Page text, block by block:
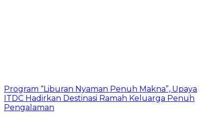
Program “Liburan Nyaman Penuh Makna”, Upaya
ITDC Hadirkan Destinasi Ramah Keluarga Penuh
Pengalaman